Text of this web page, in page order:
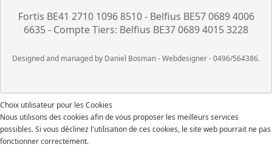
Fortis BE41 2710 1096 8510 - Belfius BE57 0689 4006
6635 - Compte Tiers: Belfius BE37 0689 4015 3228
Designed and managed by Daniel Bosman - Webdesigner - 0496/564386.
Choix utilisateur pour les Cookies
Nous utilisons des cookies afin de vous proposer les meilleurs services
possibles. Si vous déclinez l'utilisation de ces cookies, le site web pourrait ne pas
fonctionner correctement.